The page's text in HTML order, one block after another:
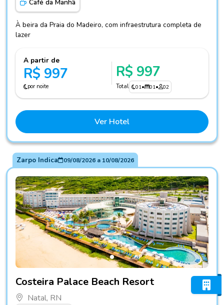
Café da Manhã
À beira da Praia do Madeiro, com infraestrutura completa de
lazer
A partir de
R$ 997
por noite
R$ 997
Total 01• 01• 02
Ver Hotel
Zarpo Indica 09/08/2026a 10/08/2026
Costeira Palace Beach Resort
Natal, RN